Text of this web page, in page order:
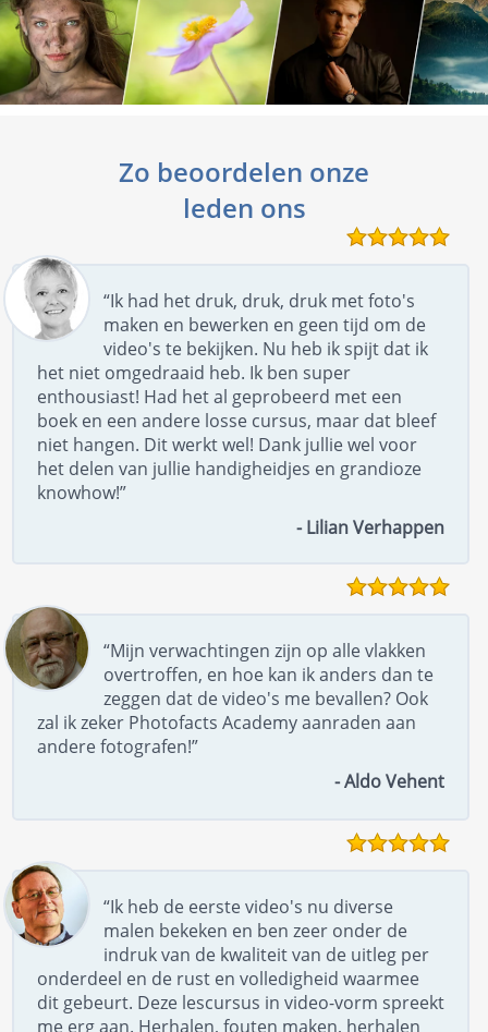
Zo beoordelen onze
leden ons
“Ik had het druk, druk, druk met foto's
maken en bewerken en geen tijd om de
video's te bekijken. Nu heb ik spijt dat ik
het niet omgedraaid heb. Ik ben super
enthousiast! Had het al geprobeerd met een
boek en een andere losse cursus, maar dat bleef
niet hangen. Dit werkt wel! Dank jullie wel voor
het delen van jullie handigheidjes en grandioze
knowhow!”
- Lilian Verhappen
“Mijn verwachtingen zijn op alle vlakken
overtroffen, en hoe kan ik anders dan te
zeggen dat de video's me bevallen? Ook
zal ik zeker Photofacts Academy aanraden aan
andere fotografen!”
- Aldo Vehent
“Ik heb de eerste video's nu diverse
malen bekeken en ben zeer onder de
indruk van de kwaliteit van de uitleg per
onderdeel en de rust en volledigheid waarmee
dit gebeurt. Deze lescursus in video-vorm spreekt
me erg aan. Herhalen, fouten maken, herhalen